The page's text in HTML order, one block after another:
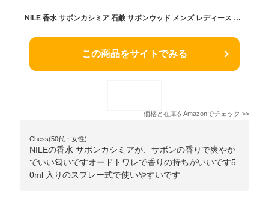
NILE 香水 サボンカシミア 石鹸 サボンウッド メンズ レディース オードトワレ 50ml
この商品をサイトでみる
価格と在庫をAmazonでチェック >>
Chess(50代・女性)
NILEの香水 サボンカシミアが、サボンの香りで爽やか
でいい匂いですオードトワレで香りの持ちがいいです5
0ml 入りのスプレー式で使いやすいです